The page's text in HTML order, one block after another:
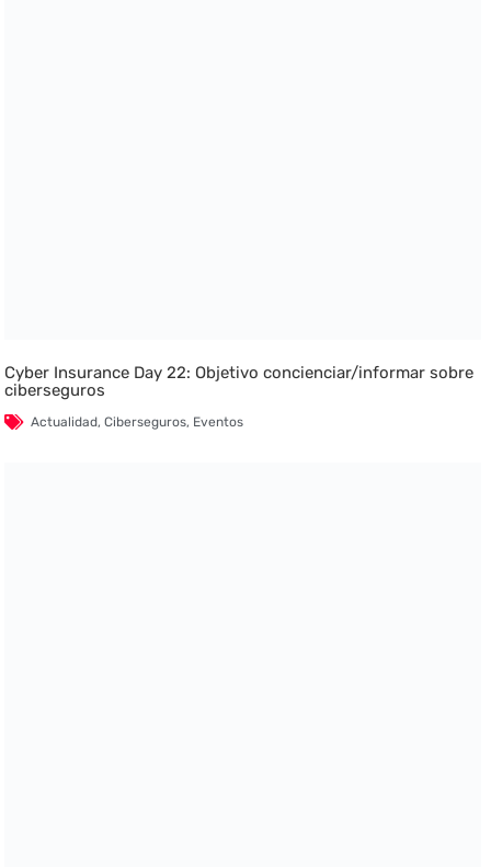
Cyber Insurance Day 22: Objetivo concienciar/informar sobre
ciberseguros
Actualidad,Ciberseguros, Eventos